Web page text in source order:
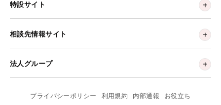
特設サイト
相談先情報サイト
法人グループ
プライバシーポリシー 利用規約 内部通報 お役立ち